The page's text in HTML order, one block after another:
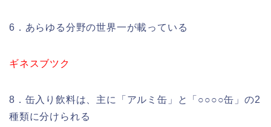
6．あらゆる分野の世界一が載っている
ギネスブツク
8．缶入り飲料は、主に「アルミ缶」と「○○○○缶」の2
種類に分けられる